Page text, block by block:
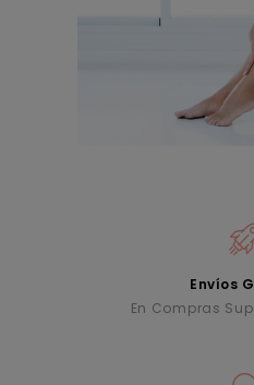
Envíos
En Compras